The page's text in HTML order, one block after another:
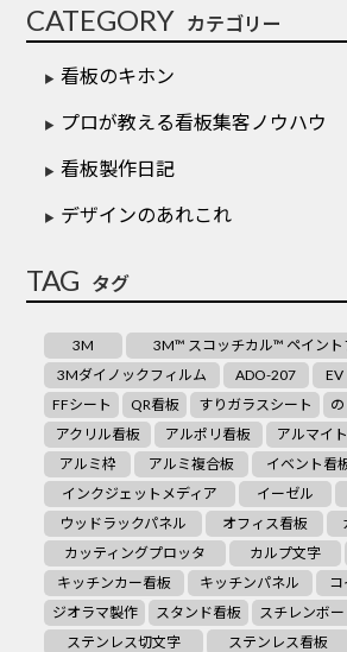
CATEGORY カテゴリー
看板のキホン
プロが教える看板集客ノウハウ
看板製作日記
デザインのあれこれ
TAG タグ
3M
3M™ スコッチカル™ ペイント
3Mダイノックフィルム
ADO-207
FFシート
QR看板 すりガラスシート
アクリル看板
アルポリ看板 アルマイ
アルミ枠
アルミ複合板 イベント看
インクジェットメディア
イーゼル
ウッドラックパネル
オフィス看板
カッティングプロッタ
カルプ文字
キッチンカー看板
キッチンパネル
ジオラマ製作
スタンド看板 スチレンボー
ステンレス切文字
ステンレス看板